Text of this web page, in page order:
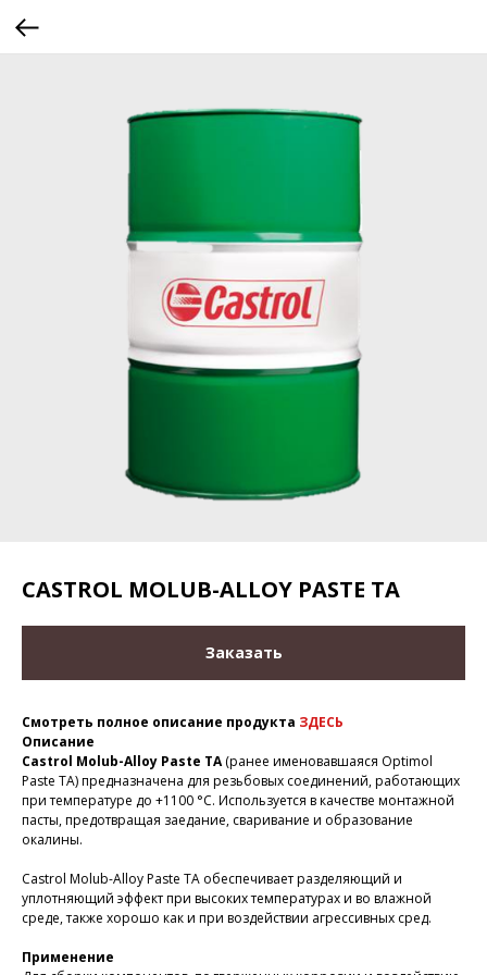
CASTROL MOLUB-ALLOY PASTE TA
Заказать
Смотреть полное описание продукта ЗДЕСЬ
Описание
Castrol Molub-Alloy Paste TA(ранее именовавшаяся Optimol
Paste TA) предназначена для резьбовых соединений, работающих
при температуре до +1100 °C. Используется в качестве монтажной
пасты, предотвращая заедание, сваривание и образование
окалины.
Castrol Molub-Alloy Paste TA обеспечивает разделяющий и
уплотняющий эффект при высоких температурах и во влажной
среде, также хорошо как и при воздействии агрессивных сред.
Применение